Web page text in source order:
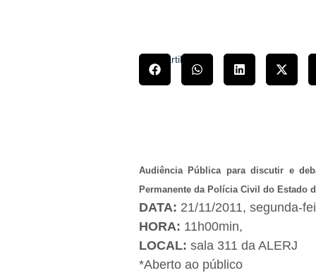
Compartilhe!
Audiência Pública para discutir e
Permanente da Polícia Civil do Estado
DATA: 21/11/2011, segunda-
HORA: 11h00min,
LOCAL: sala 311 da ALERJ
*Aberto ao público